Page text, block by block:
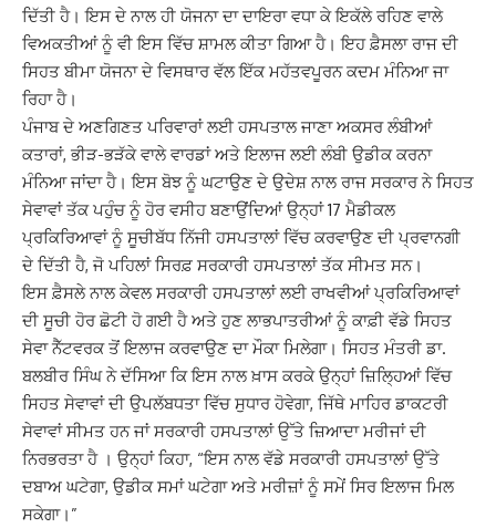
ਦਿੱਤੀ ਹੈ। ਇਸ ਦੇ ਨਾਲ ਹੀ ਯੋਜਨਾ ਦਾ ਦਾਇਰਾ ਵਧਾ ਕੇ ਇਕੱਲੇ ਰਹਿਣ ਵਾਲੇ
ਵਿਅਕਤੀਆਂ ਨੂੰ ਵੀ ਇਸ ਵਿੱਚ ਸ਼ਾਮਲ ਕੀਤਾ ਗਿਆ ਹੈ। ਇਹ ਫ਼ੈਸਲਾ ਰਾਜ ਦੀ
ਸਿਹਤ ਬੀਮਾ ਯੋਜਨਾ ਦੇ ਵਿਸਥਾਰ ਵੱਲ ਇੱਕ ਮਹੱਤਵਪੂਰਨ ਕਦਮ ਮੰਨਿਆ ਜਾ
ਰਿਹਾ ਹੈ।
ਪੰਜਾਬ ਦੇ ਅਣਗਿਣਤ ਪਰਿਵਾਰਾਂ ਲਈ ਹਸਪਤਾਲ ਜਾਣਾ ਅਕਸਰ ਲੰਬੀਆਂ
ਕਤਾਰਾਂ, ਭੀੜ-ਭੜੱਕੇ ਵਾਲੇ ਵਾਰਡਾਂ ਅਤੇ ਇਲਾਜ ਲਈ ਲੰਬੀ ਉਡੀਕ ਕਰਨਾ
ਮੰਨਿਆ ਜਾਂਦਾ ਹੈ। ਇਸ ਬੋਝ ਨੂੰ ਘਟਾਉਣ ਦੇ ਉਦੇਸ਼ ਨਾਲ ਰਾਜ ਸਰਕਾਰ ਨੇ ਸਿਹਤ
ਸੇਵਾਵਾਂ ਤੱਕ ਪਹੁੰਚ ਨੂੰ ਹੋਰ ਵਸੀਹ ਬਣਾਉਂਦਿਆਂ ਉਨ੍ਹਾਂ 17 ਮੈਡੀਕਲ
ਪ੍ਰਕਿਰਿਆਵਾਂ ਨੂੰ ਸੂਚੀਬੱਧ ਨਿੱਜੀ ਹਸਪਤਾਲਾਂ ਵਿੱਚ ਕਰਵਾਉਣ ਦੀ ਪ੍ਰਵਾਨਗੀ
ਦੇ ਦਿੱਤੀ ਹੈ, ਜੋ ਪਹਿਲਾਂ ਸਿਰਫ਼ ਸਰਕਾਰੀ ਹਸਪਤਾਲਾਂ ਤੱਕ ਸੀਮਤ ਸਨ।
ਇਸ ਫ਼ੈਸਲੇ ਨਾਲ ਕੇਵਲ ਸਰਕਾਰੀ ਹਸਪਤਾਲਾਂ ਲਈ ਰਾਖਵੀਆਂ ਪ੍ਰਕਿਰਿਆਵਾਂ
ਦੀ ਸੂਚੀ ਹੋਰ ਛੋਟੀ ਹੋ ਗਈ ਹੈ ਅਤੇ ਹੁਣ ਲਾਭਪਾਤਰੀਆਂ ਨੂੰ ਕਾਫ਼ੀ ਵੱਡੇ ਸਿਹਤ
ਸੇਵਾ ਨੈੱਟਵਰਕ ਤੋਂ ਇਲਾਜ ਕਰਵਾਉਣ ਦਾ ਮੌਕਾ ਮਿਲੇਗਾ। ਸਿਹਤ ਮੰਤਰੀ ਡਾ.
ਬਲਬੀਰ ਸਿੰਘ ਨੇ ਦੱਸਿਆ ਕਿ ਇਸ ਨਾਲ ਖ਼ਾਸ ਕਰਕੇ ਉਨ੍ਹਾਂ ਜ਼ਿਲ੍ਹਿਆਂ ਵਿੱਚ
ਸਿਹਤ ਸੇਵਾਵਾਂ ਦੀ ਉਪਲੱਬਧਤਾ ਵਿੱਚ ਸੁਧਾਰ ਹੋਵੇਗਾ, ਜਿੱਥੇ ਮਾਹਿਰ ਡਾਕਟਰੀ
ਸੇਵਾਵਾਂ ਸੀਮਤ ਹਨ ਜਾਂ ਸਰਕਾਰੀ ਹਸਪਤਾਲਾਂ ਉੱਤੇ ਜ਼ਿਆਦਾ ਮਰੀਜਾਂ ਦੀ
ਨਿਰਭਰਤਾ ਹੈ । ਉਨ੍ਹਾਂ ਕਿਹਾ, “ਇਸ ਨਾਲ ਵੱਡੇ ਸਰਕਾਰੀ ਹਸਪਤਾਲਾਂ ਉੱਤੇ
ਦਬਾਅ ਘਟੇਗਾ, ਉਡੀਕ ਸਮਾਂ ਘਟੇਗਾ ਅਤੇ ਮਰੀਜ਼ਾਂ ਨੂੰ ਸਮੇਂ ਸਿਰ ਇਲਾਜ ਮਿਲ
ਸਕੇਗਾ।”